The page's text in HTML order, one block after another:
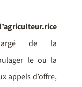
de la
le ou la
appels d’offre,